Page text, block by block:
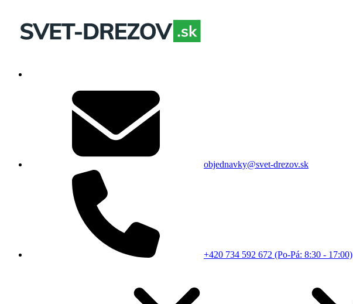
objednavky@svet-drezov.sk
+420 734 592 672 (Po-Pá: 8:30 - 17:00)